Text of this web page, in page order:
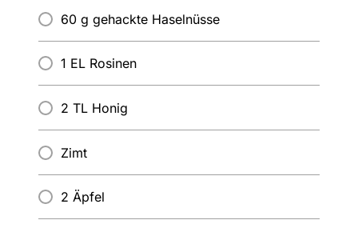
60 g gehackte Haselnüsse
1 EL Rosinen
2 TL Honig
Zimt
2 Äpfel